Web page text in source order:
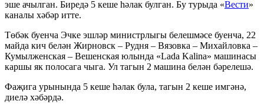
эше ачылган. Биредә 5 кеше һәлак булган. Бу турыда «Вести»
каналы хәбәр итте.
Төбәк буенча Эчке эшләр министрлыгы белешмәсе буенча, 22
майда кич белән Жирновск – Рудня – Вязовка – Михайловка –
Кумылженская – Вешенская юлында «Lada Kalina» машинасы
каршы як полосага чыга. Ул тагын 2 машина белән бәрелешә.
Фаҗига урынында 5 кеше һәлак була, тагын 2 кеше имгәнә,
диелә хәбәрдә.